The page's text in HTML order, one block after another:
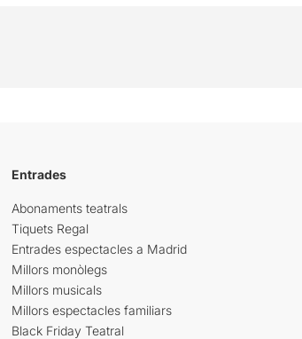
Entrades
Abonaments teatrals
Tiquets Regal
Entrades espectacles a Madrid
Millors monòlegs
Millors musicals
Millors espectacles familiars
Black Friday Teatral